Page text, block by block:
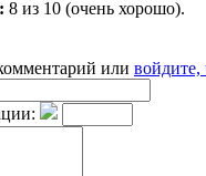
8 из 10 (очень хорошо).
или войдите,